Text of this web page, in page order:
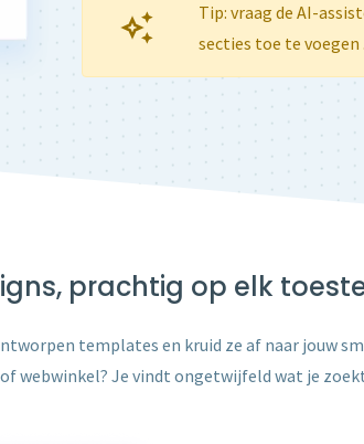
Tip: vraag de AI-
secties toe te voegen
prachtig op elk
templates en kruid ze af naar jouw
webwinkel? Je vindt ongetwijfeld wat je